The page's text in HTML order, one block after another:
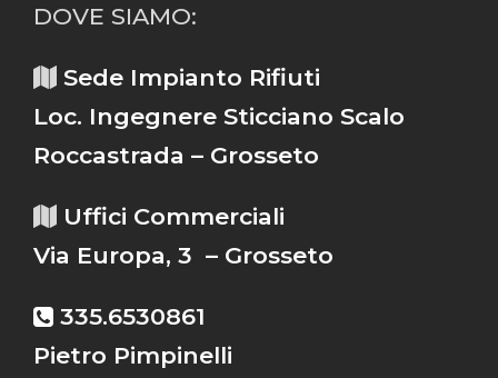
DOVE SIAMO:
Sede Impianto Rifiuti
Loc. Ingegnere Sticciano Scalo
Roccastrada – Grosseto
Uffici Commerciali
Via Europa, 3 – Grosseto
335.6530861
Pietro Pimpinelli